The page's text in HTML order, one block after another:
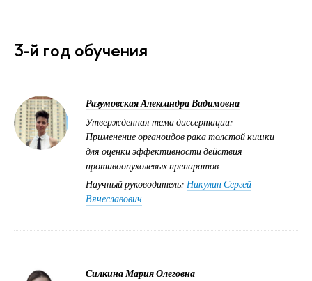
3-й год обучения
Разумовская Александра Вадимовна
Утвержденная тема диссертации:
Применение органоидов рака толстой кишки
для оценки эффективности действия
противоопухолевых препаратов
Научный руководитель: Никулин Сергей
Вячеславович
Силкина Мария Олеговна